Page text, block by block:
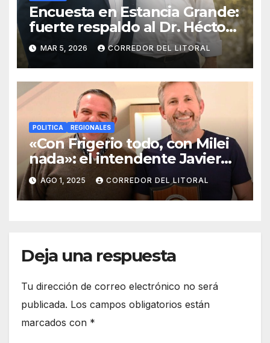
Encuesta en Estancia Grande:
fuerte respaldo al Dr. Héctor
Mendieta como posible
candidato a intendente.
MAR 5, 2026 CORREDOR DEL LITORAL
POLITICA REGIONALES
«Con Frigerio todo, con Milei
nada»: el intendente Javier
Goldín marca su límite
político»
AGO 1, 2025 CORREDOR DEL LITORAL
Deja una respuesta
Tu dirección de correo electrónico no será
publicada. Los campos obligatorios están
marcados con *